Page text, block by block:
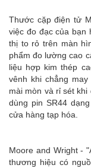
Thước cặp điện tử
việc đo đạc của bạn
thị to rỏ trên màn
phẩm đo lường cao
liệu hợp kim thép
vênh khi chẳng
mài mòn và rỉ sét
dùng pin SR44
cửa hàng tạp hóa.
Moore and Wright -
thương hiệu có